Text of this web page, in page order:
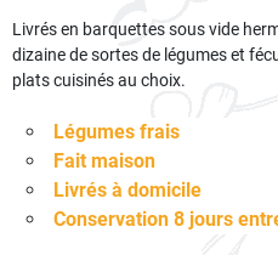
Livrés en barquettes sous vide
dizaine de sortes de légumes et
plats cuisinés au choix.
Légumes frais
Fait maison
Livrés à domicile
Conservation 8 jours